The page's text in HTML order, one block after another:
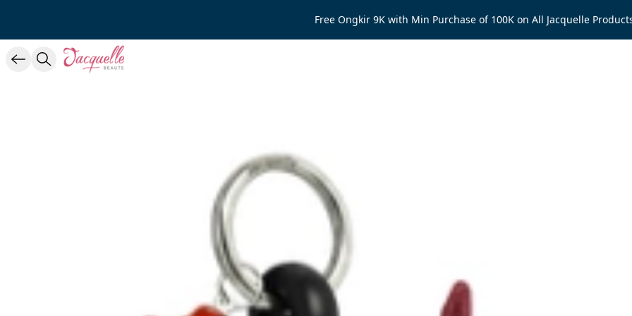
Free Ongkir 9K with Min Purchase of 100K on All Jacquelle